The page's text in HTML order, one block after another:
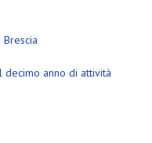
decimo anno di attività